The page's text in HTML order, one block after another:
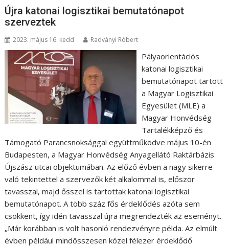
Újra katonai logisztikai bemutatónapot
szerveztek
2023. május 16. kedd Radványi Róbert
Pályaorientációs
katonai logisztikai
bemutatónapot tartott
a Magyar Logisztikai
Egyesület (MLE) a
Magyar Honvédség
Tartalékképző és
Támogató Parancsnoksággal együttműködve május 10-én
Budapesten, a Magyar Honvédség Anyagellátó Raktárbázis
Újszász utcai objektumában. Az előző évben a nagy sikerre
való tekintettel a szervezők két alkalommal is, először
tavasszal, majd ősszel is tartottak katonai logisztikai
bemutatónapot. A több száz fős érdeklődés azóta sem
csökkent, így idén tavasszal újra megrendezték az eseményt.
„Már korábban is volt hasonló rendezvényre példa. Az elmúlt
évben például mindösszesen közel félezer érdeklődő